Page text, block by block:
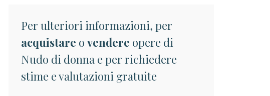
Per ulteriori informazioni, per
acquistare o vendere opere di
Nudo di donna e per richiedere
stime e valutazioni gratuite